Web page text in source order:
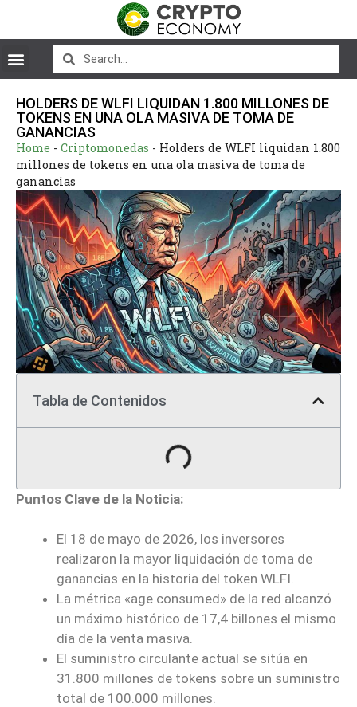
HOLDERS DE WLFI LIQUIDAN 1.800 MILLONES DE
TOKENS EN UNA OLA MASIVA DE TOMA DE
GANANCIAS
Home - Criptomonedas - Holders de WLFI liquidan 1.800
millones de tokens en una ola masiva de toma de
ganancias
Tabla de Contenidos
Puntos Clave de la Noticia:
El 18 de mayo de 2026, los inversores
realizaron la mayor liquidación de toma de
ganancias en la historia del token WLFI.
La métrica «age consumed» de la red alcanzó
un máximo histórico de 17,4 billones el mismo
día de la venta masiva.
El suministro circulante actual se sitúa en
31.800 millones de tokens sobre un suministro
total de 100.000 millones.